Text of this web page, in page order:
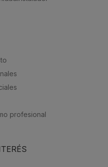
profesional